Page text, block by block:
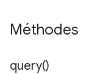
Méthodes
query()